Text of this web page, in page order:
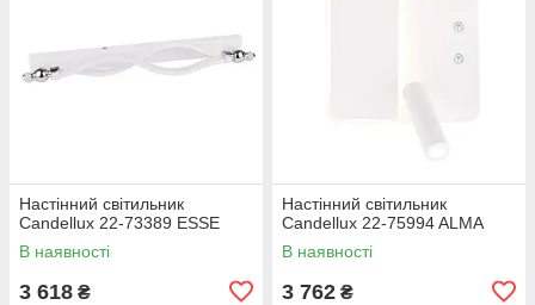
Настінний світильник
Candellux 22-73389 ESSE
В наявності
3 618 ₴
Настінний світильник
Candellux 22-75994 ALMA
В наявності
3 762 ₴